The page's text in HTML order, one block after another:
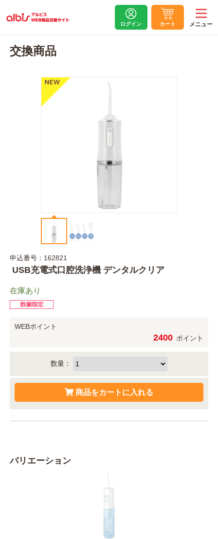
ログイン カート
交換商品
申込番号：162821
USB充電式口腔洗浄機 デンタルクリア
在庫あり
WEBポイント
2400 ポイント
数量：
バリエーション